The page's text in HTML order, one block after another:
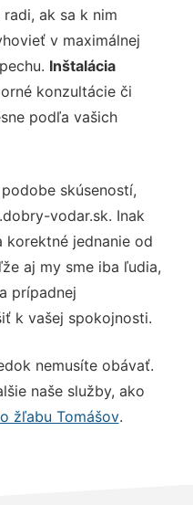
ak sa k nim
v maximálnej
Inštalácia
konzultácie či
podľa vašich
skúseností,
vodar.sk. Inak
korektné jednanie od
aj my sme iba ľudia,
prípadnej
k vašej spokojnosti.
nemusíte obávať.
naše služby, ako
žľabu Tomášov.